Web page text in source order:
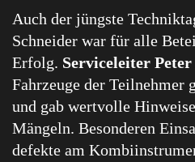
Auch der jüngste
Schneider war für alle
Erfolg. Serviceleiter
Fahrzeuge der Teilnehmer
und gab wertvolle
Mängeln. Besonderen
defekte am